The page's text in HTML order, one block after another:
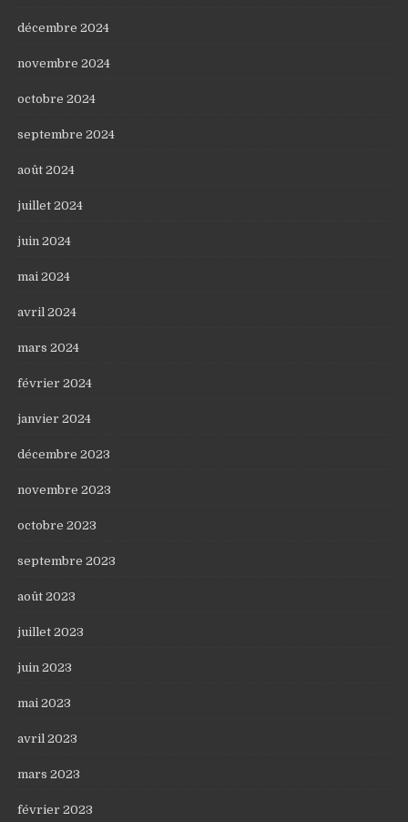
décembre 2024
novembre 2024
octobre 2024
septembre 2024
août 2024
juillet 2024
juin 2024
mai 2024
avril 2024
mars 2024
février 2024
janvier 2024
décembre 2023
novembre 2023
octobre 2023
septembre 2023
août 2023
juillet 2023
juin 2023
mai 2023
avril 2023
mars 2023
février 2023